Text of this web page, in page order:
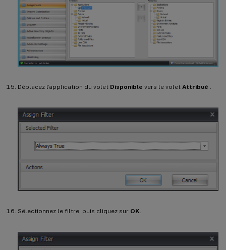
Déplacez l’application du volet Disponible vers le volet Attribué .
Sélectionnez le filtre, puis cliquez sur OK.